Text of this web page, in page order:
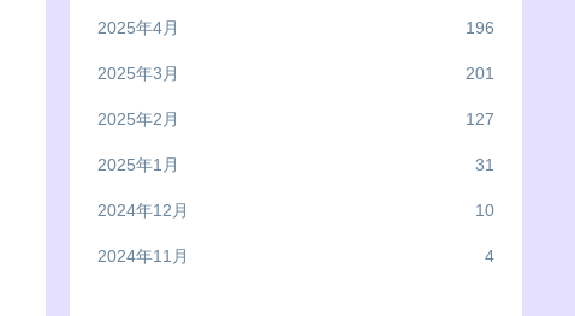
2025年4月 196
2025年3月 201
2025年2月 127
2025年1月 31
2024年12月 10
2024年11月 4